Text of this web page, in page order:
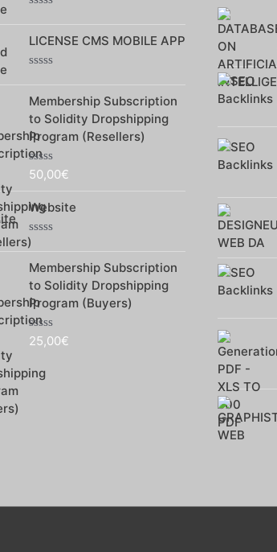
sur
LICENSE CMS MOBILE APP
sur
5
Membership Subscription
to Solidity Dropshipping
Program (Resellers)
Note
5
50,00€
Website
Note
sur
5
Membership Subscription
to Solidity Dropshipping
Program (Buyers)
Note
5
25,00€